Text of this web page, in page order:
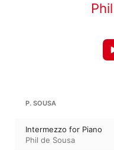
P. SOUSA
Intermezzo for Piano
Phil de Sousa